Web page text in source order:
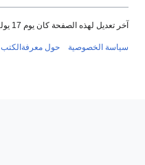
آخر تعديل لهذه الصفحة كان يوم 17 يوليو 2007، الساعة 17:48.
سياسة الخصوصية حول معرفةالكتب